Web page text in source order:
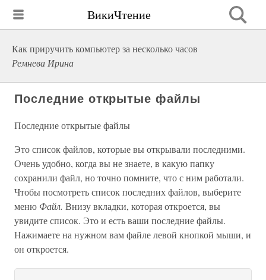
ВикиЧтение
Как приручить компьютер за несколько часов
Ремнева Ирина
Последние открытые файлы
Последние открытые файлы
Это список файлов, которые вы открывали последними.
Очень удобно, когда вы не знаете, в какую папку
сохранили файл, но точно помните, что с ним работали.
Чтобы посмотреть список последних файлов, выберите
меню Файл. Внизу вкладки, которая откроется, вы
увидите список. Это и есть ваши последние файлы.
Нажимаете на нужном вам файле левой кнопкой мыши, и
он откроется.